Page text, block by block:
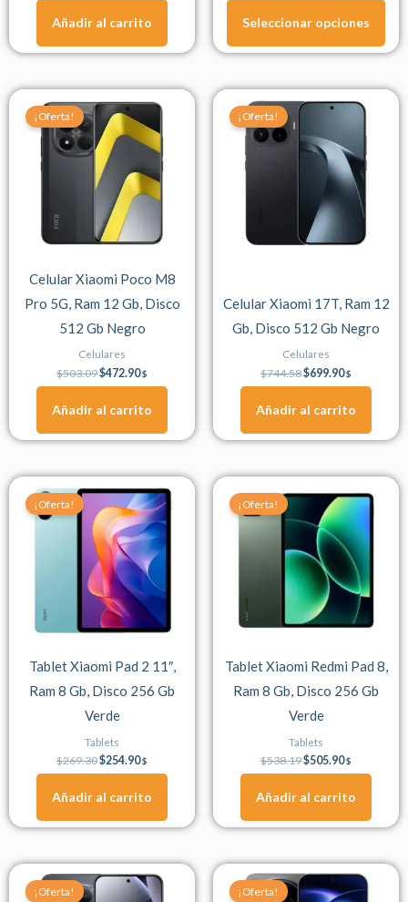
Añadir al carrito Seleccionar opciones
producto
¡Oferta!
Celular Xiaomi Poco M8
Pro 5G, Ram 12 Gb, Disco
512 Gb Negro
Celulares
$503.09
price
was:
$503.09.
$472.90
price
is:
$472.90.
$
Añadir al carrito
¡Oferta!
Celular Xiaomi 17T, Ram 12
Gb, Disco 512 Gb Negro
Celulares
$744.58
price
$744.58.
$699.90
price
$699.90.
$
Añadir al carrito
¡Oferta!
Tablet Xiaomi Pad 2 11″,
Ram 8 Gb, Disco 256 Gb
Verde
Tablets
$269.30
price
was:
$269.30.
$254.90
price
is:
$254.90.
$
Añadir al carrito
¡Oferta!
Tablet Xiaomi Redmi Pad 8,
Ram 8 Gb, Disco 256 Gb
Verde
Tablets
$538.19
price
was:
$538.19.
$505.90
price
is:
$505.90.
$
Añadir al carrito
¡Oferta!
price
was:
price
is:
Este
producto
¡Oferta!
Original
price
was:
Current
price
is:
Este
producto